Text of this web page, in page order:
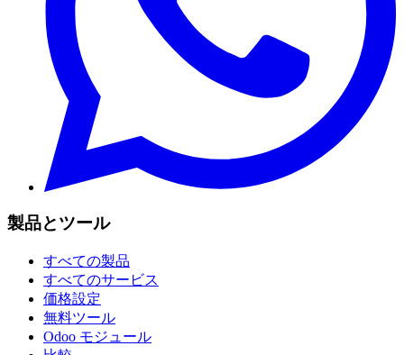
製品とツール
すべての製品
すべてのサービス
価格設定
無料ツール
Odoo モジュール